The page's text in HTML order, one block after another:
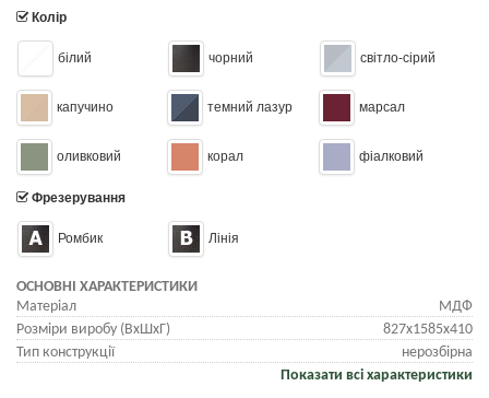
Колір
білий чорний світло-сірий
капучино темний лазур марсал
оливковий корал фіалковий
Фрезерування
Ромбик Лінія
ОСНОВНІ ХАРАКТЕРИСТИКИ
Матеріал
МДФ
Розміри виробу (ВхШхГ)
827х1585х410
Тип конструкції
нерозбірна
Показати всі характеристики